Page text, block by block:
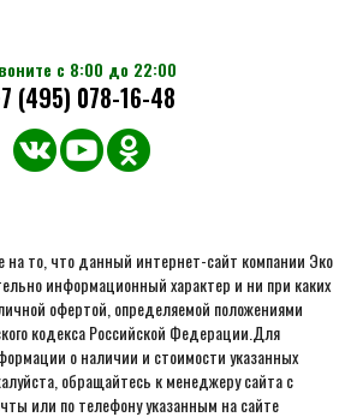
с 8:00 до 22:00
(495) 078-16-48
то, что данный интернет-сайт компании Эко
информационный характер и ни при каких
офертой, определяемой положениями
кодекса Российской Федерации.Для
о наличии и стоимости указанных
обращайтесь к менеджеру сайта с
или по телефону указанным на сайте